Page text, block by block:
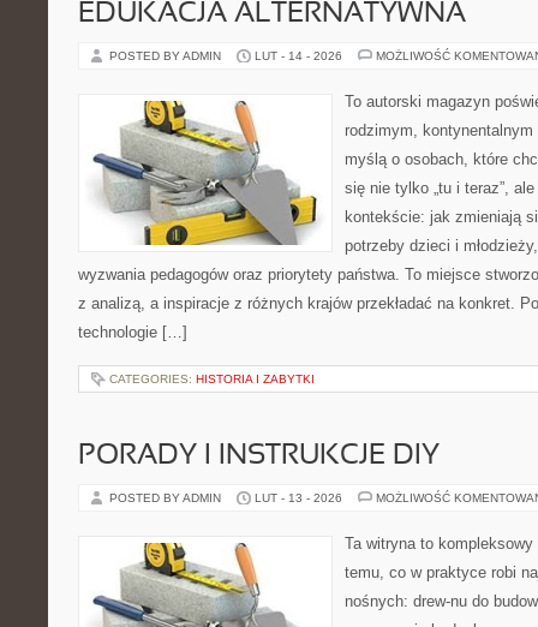
EDUKACJA ALTERNATYWNA
POSTED BY ADMIN LUT - 14 - 2026 MOŻLIWOŚĆ
To autorski magazyn
rodzimym,
myślą o osobach, które
się nie tylko „tu i teraz”,
kontekście: jak zmieniają
potrzeby dzieci i
wyzwania pedagogów oraz priorytety państwa. To miejsce
z analizą, a inspiracje z różnych krajów przekładać na konkret.
technologie […]
CATEGORIES: HISTORIA I ZABYTKI
PORADY I INSTRUKCJE DIY
POSTED BY ADMIN LUT - 13 - 2026 MOŻLIWOŚĆ
Ta witryna to
temu, co w praktyce robi
nośnych: drew-nu do